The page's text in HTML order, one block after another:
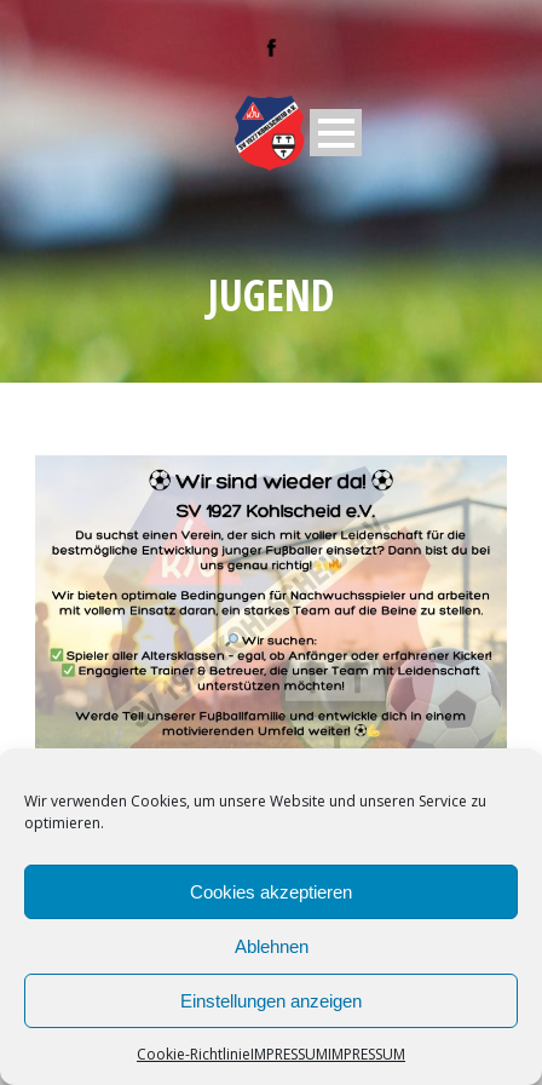
Wir verwenden Cookies, um unsere Website und unseren Service zu
optimieren.
Cookies akzeptieren
Ablehnen
Einstellungen anzeigen
Cookie-RichtlinieIMPRESSUMIMPRESSUM
JUGEND
© Copyright 2024, KSV Powered By Wordpress